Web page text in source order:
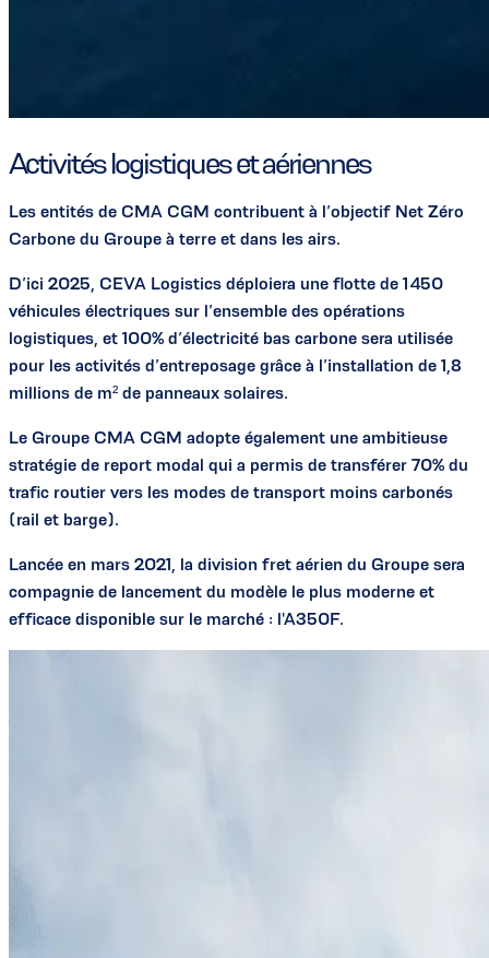
Activités logistiques et aériennes
Les entités de CMA CGM contribuent à l’objectif Net Zéro
Carbone du Groupe à terre et dans les airs.
D’ici 2025, CEVA Logistics déploiera une flotte de 1 450
véhicules électriques sur l’ensemble des opérations
logistiques, et 100% d’électricité bas carbone sera utilisée
pour les activités d’entreposage grâce à l’installation de 1,8
millions de m² de panneaux solaires.
Le Groupe CMA CGM adopte également une ambitieuse
stratégie de report modal qui a permis de transférer 70% du
trafic routier vers les modes de transport moins carbonés
(rail et barge).
Lancée en mars 2021, la division fret aérien du Groupe sera
compagnie de lancement du modèle le plus moderne et
efficace disponible sur le marché : l'A350F.